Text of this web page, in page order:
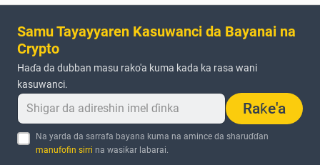
Samu Tayayyaren Kasuwanci da Bayanai na
Crypto
Haɗa da dubban masu rako'a kuma kada ka rasa wani
kasuwanci.
Raƙe'a
Na yarda da sarrafa bayana kuma na amince da sharuɗɗan
manufofin sirri na wasiƙar labarai.